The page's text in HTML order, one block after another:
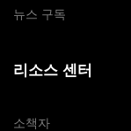
뉴스 구독
리소스 센터
소책자